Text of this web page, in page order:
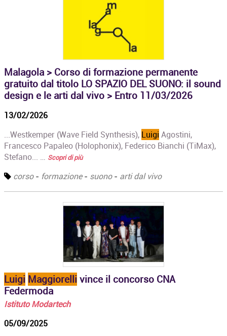
Malagola > Corso di formazione permanente
gratuito dal titolo LO SPAZIO DEL SUONO: il sound
design e le arti dal vivo > Entro 11/03/2026
13/02/2026
...Westkemper (Wave Field Synthesis), Luigi Agostini,
Francesco Papaleo (Holophonix), Federico Bianchi (TiMax),
Stefano... … Scopri di più
corso- formazione- suono- arti dal vivo
Luigi Maggiorelli vince il concorso CNA
Federmoda
Istituto Modartech
05/09/2025